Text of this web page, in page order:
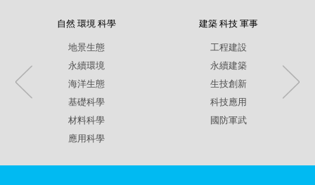
自然 環境 科學
地景生態
永續環境
海洋生態
基礎科學
材料科學
應用科學
建築 科技 軍事
工程建設
永續建築
生技創新
科技應用
國防軍武